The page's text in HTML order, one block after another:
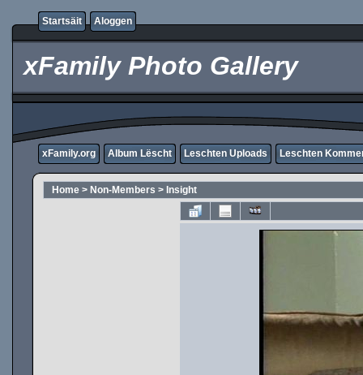
Startsäit Aloggen
xFamily Photo Gallery
xFamily.org Album Lëscht Leschten Uploads Leschten
Home > Non-Members > Insight